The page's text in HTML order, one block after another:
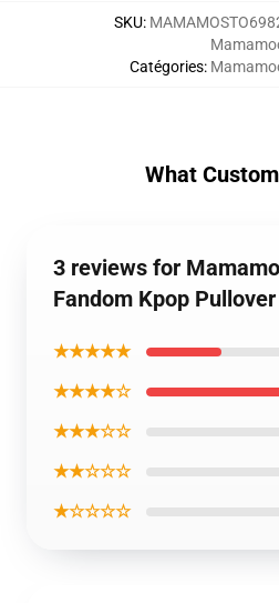
SKU:
Catégories:
What
3 reviews for
Fandom Kpop
★★★★★
★★★★☆
★★★☆☆
★★☆☆☆
★☆☆☆☆